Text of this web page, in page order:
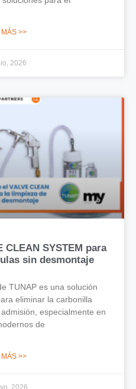
MÁS >>
2026
CLEAN SYSTEM para
sin desmontaje
TUNAP es una solución
eliminar la carbonilla
especialmente en
de
MÁS >>
2026